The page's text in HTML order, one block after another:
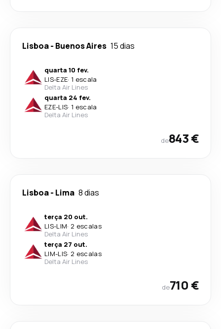
Lisboa- Buenos Aires 15 dias
quarta 10 fev.
LIS-EZE· 1 escala
Delta Air Lines
quarta 24 fev.
EZE-LIS· 1 escala
Delta Air Lines
de843 €
Lisboa- Lima 8 dias
terça 20 out.
LIS-LIM· 2 escalas
Delta Air Lines
terça 27 out.
LIM-LIS· 2 escalas
Delta Air Lines
de710 €